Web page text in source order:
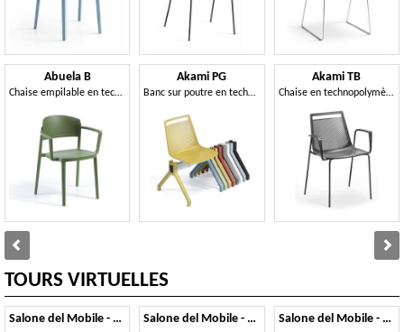
Abuela B
Chaise empilable en technopolymère avec accoudoirs
Akami PG
Banc sur poutre en technopolymère
Akami TB
Chaise en technopolymère avec accoudoirs et structure métallique à 4 pieds
TOURS VIRTUELLES
Salone del Mobile - 2014 Salone del Mobile - 2013 Salone del Mobile - 2012